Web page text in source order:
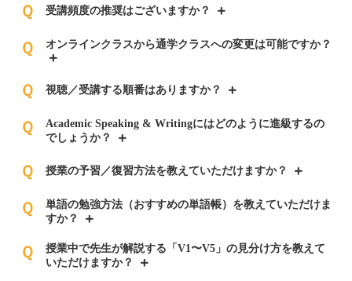
Ｑ 受講頻度の推奨はございますか？
Ｑ オンラインクラスから通学クラスへの変更は可能ですか？
Ｑ 視聴／受講する順番はありますか？
Ｑ
Academic Speaking & Writingにはどのように進級するの
でしょうか？
Ｑ 授業の予習／復習方法を教えていただけますか？
Ｑ
単語の勉強方法（おすすめの単語帳）を教えていただけま
すか？
Ｑ
授業中で先生が解説する「V1〜V5」の見分け方を教えて
いただけますか？